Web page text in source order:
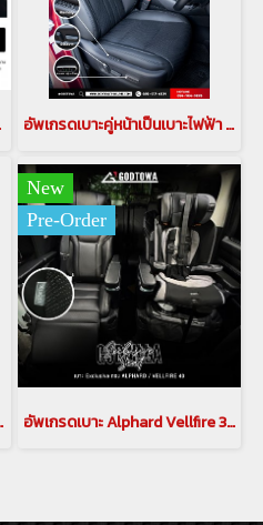
น้า โต๊ะพับอเนกประสงค์ อัพเกรดเบาะคู่หน้าเป็นเบาะไฟฟ้า สำหรับรถ alphard vellfire(copy)
accessories
New
Pre-Order
อัพเกรดเบาะ Alphard Vellfire 30 เป็นทรง 40 Godzilla Exclusive Seat เบาะ Exclusive ท